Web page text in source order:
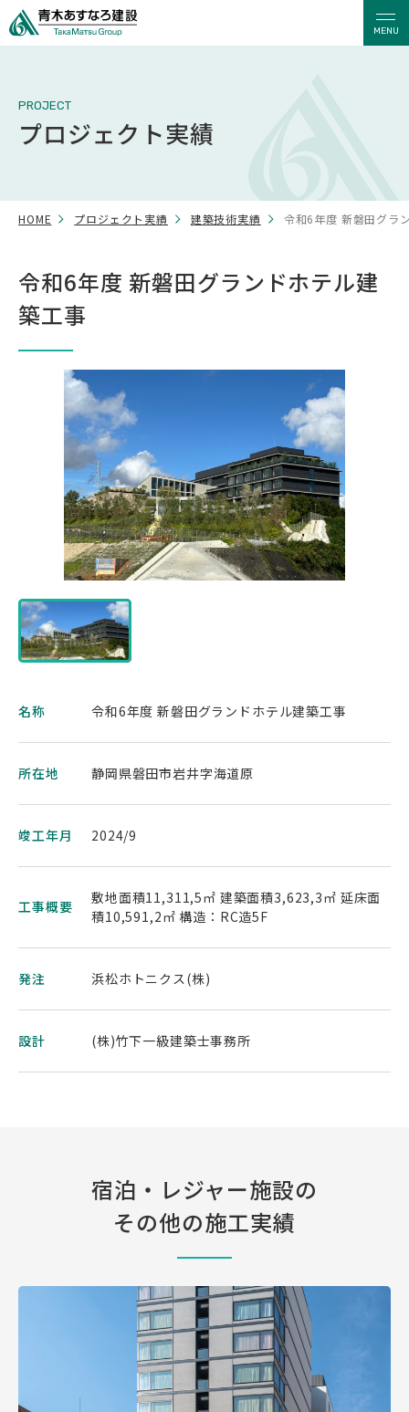
MENU
PROJECT
プロジェクト実績
HOME プロジェクト実績 建築技術実績 令和6年度 新磐田グラ
令和6年度 新磐田グランドホテル建
築工事
名称 令和6年度 新磐田グランドホテル建築工事
所在地 静岡県磐田市岩井字海道原
竣工年月 2024/9
工事概要
敷地面積11,311,5㎡ 建築面積3,623,3㎡ 延床面
積10,591,2㎡ 構造：RC造5F
発注 浜松ホトニクス(株)
設計 (株)竹下一級建築士事務所
宿泊・レジャー施設の
その他の施工実績